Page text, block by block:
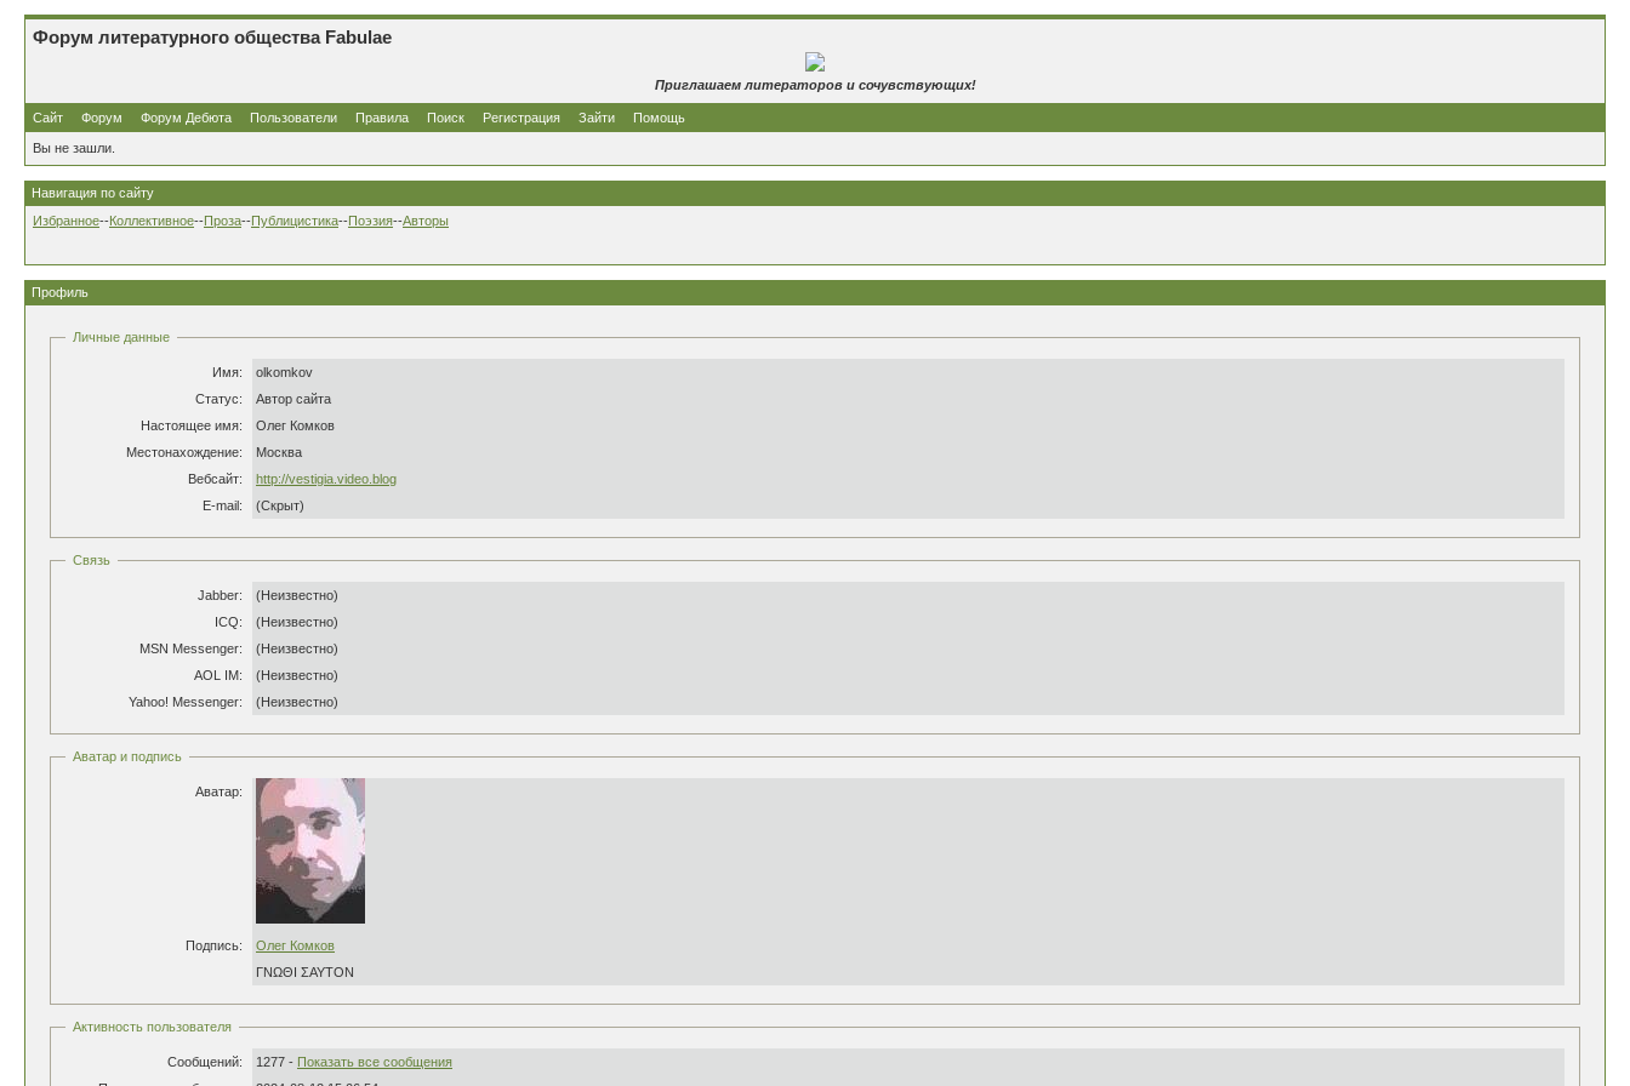
Форум литературного общества Fabulae
Приглашаем литераторов и сочувствующих!
Сайт Форум Форум Дебюта Пользователи Правила Поиск Регистрация Зайти Помощь
Вы не зашли.
Навигация по сайту
Избранное--Коллективное--Проза--Публицистика--Поэзия--Авторы
Профиль
Личные данные
Имя:
olkomkov
Статус:
Автор сайта
Настоящее имя:
Олег Комков
Местонахождение:
Москва
Вебсайт:
http://vestigia.video.blog
E-mail:
(Скрыт)
Связь
Jabber:
(Неизвестно)
ICQ:
(Неизвестно)
MSN Messenger:
(Неизвестно)
AOL IM:
(Неизвестно)
Yahoo! Messenger:
(Неизвестно)
Аватар и подпись
Аватар:
Подпись:
Олег Комков
ΓΝΩΘΙ ΣΑΥΤΟΝ
Активность пользователя
Сообщений: 1277 - Показать все сообщения